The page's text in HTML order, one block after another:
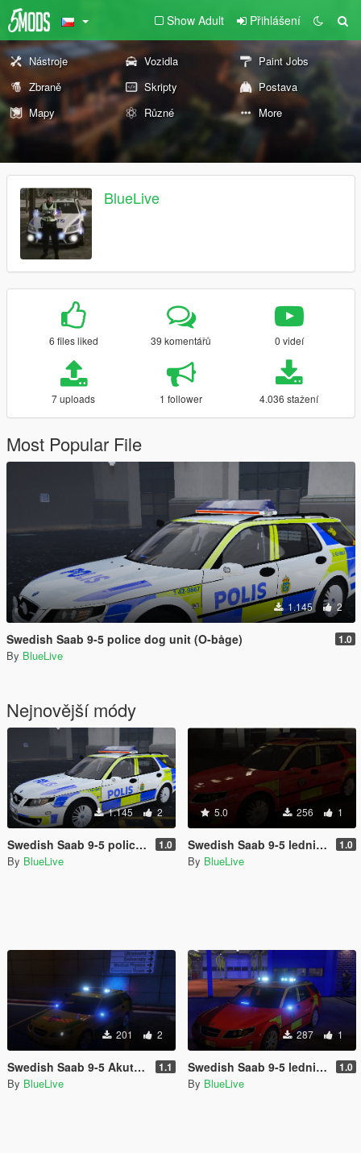
Show Adult Přihlášení
Nástroje Vozidla
Paint Jobs
Zbraně
Skripty
Postava
Mapy
Různé More
BlueLive
6 files liked 39 komentářů 0 videí
7 uploads 1 follower 4.036 stažení
Most Popular File
1.145 2
Swedish Saab 9-5 police dog unit (O-båge) 1.0
By BlueLive
Nejnovější módy
1.145 2
Swedish Saab 9-5 police dog unit (O-båge) 1.0
By BlueLive
5.0 256 1
Swedish Saab 9-5 ledningsfordon RTJ (O-båge) 1.0
By BlueLive
201 2
Swedish Saab 9-5 Akutbil Paintjob 1.1
By BlueLive
287 1
Swedish Saab 9-5 ledningsfordon 1.0
By BlueLive